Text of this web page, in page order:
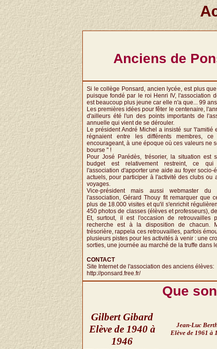
Anciens de
Si le collège Ponsard, ancien lycée, est plus
puisque fondé par le roi Henri IV, l'association
est beaucoup plus jeune car elle n'a que... 99
Les premières idées pour fêter le centenaire,
d'ailleurs été l'un des points importants de
annuelle qui vient de se dérouler.
Le président André Michel a insisté sur 'l'amitié
régnaient entre les différents membres,
encourageant, à une époque où ces valeurs ne
bourse " !
Pour José Parédès, trésorier, la situation est
budget est relativement restreint, ce qui
l'association d'apporter une aide au foyer socio-
actuels, pour participer à l'activité des clubs ou
voyages.
Vice-président mais aussi webmaster
l'association, Gérard Thouy fit remarquer que
plus de 18.000 visites et qu'il s'enrichit
450 photos de classes (élèves et professeurs),
Et, surtout, il est l'occasion de retrouvailles
recherche est à la disposition de chacun.
trésorière, rappela ces retrouvailles, parfois
plusieurs pistes pour les activités à venir : une
sorties, une journée au marché de la truffe dans
CONTACT
Site Internet de l'association des anciens élèves:
http://ponsard.free.fr/
Que
Gilbert Gibard
Elève de 1940 à
1946
Jean-Luc
Elève de 1961 à